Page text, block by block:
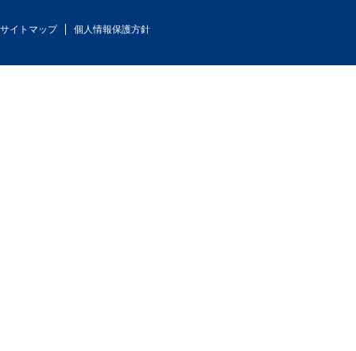
サイトマップ 個人情報保護方針